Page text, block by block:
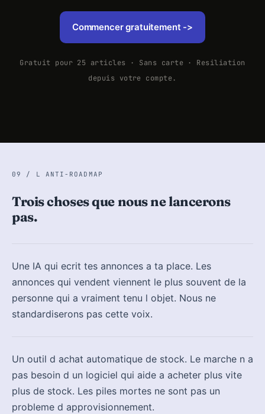
Commencer gratuitement ->
Gratuit pour 25 articles · Sans carte · Resiliation
depuis votre compte.
09 / L ANTI-ROADMAP
Trois choses que nous ne lancerons
pas.
Une IA qui ecrit tes annonces a ta place. Les
annonces qui vendent viennent le plus souvent de la
personne qui a vraiment tenu l objet. Nous ne
standardiserons pas cette voix.
Un outil d achat automatique de stock. Le marche n a
pas besoin d un logiciel qui aide a acheter plus vite
plus de stock. Les piles mortes ne sont pas un
probleme d approvisionnement.